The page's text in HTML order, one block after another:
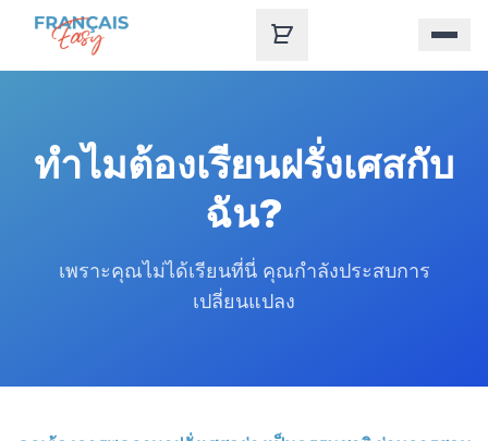
Skip to content
ทําไมต้องเรียนฝรั่งเศสกับ
ฉัน?
เพราะคุณไม่ได้เรียนที่นี่ คุณกําลังประสบการ
เปลี่ยนแปลง